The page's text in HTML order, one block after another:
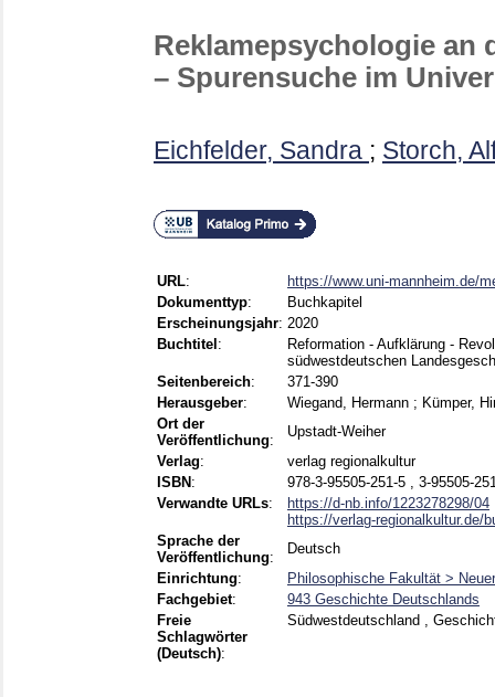
Reklamepsychologie an
– Spurensuche im
Eichfelder, Sandra ; Storch,
URL:
https://www.uni-mannheim.de/
Dokumenttyp:
Buchkapitel
Erscheinungsjahr: 2020
Buchtitel :
Reformation - Aufklärung -
südwestdeutschen
Seitenbereich:
371-390
Herausgeber: Wiegand, Hermann ; Kümper,
Ort der
Veröffentlichung:
Upstadt-Weiher
Verlag:
verlag regionalkultur
ISBN :
978-3-95505-251-5 , 3-95505-
Verwandte URLs:
https://d-nb.info/1223278298/04
https://verlag-regionalkultur.de/
Sprache der
Veröffentlichung:
Deutsch
Einrichtung:
Philosophische Fakultät >
Fachgebiet:
943 Geschichte Deutschlands
Freie
Schlagwörter
(Deutsch):
Südwestdeutschland ,